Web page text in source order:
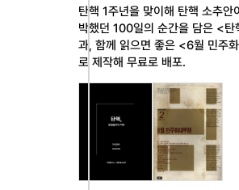
탄핵 1주년을 맞이해 탄핵 소추안
박했던 100일의 순간을 담은 <
과, 함께 읽으면 좋은 <6월 민주
로 제작해 무료로 배포.